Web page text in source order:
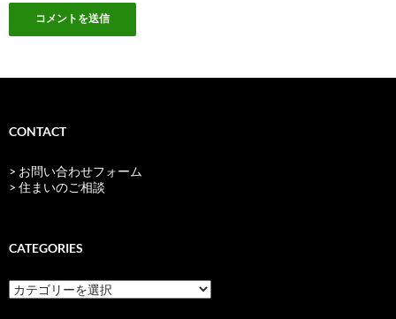
CONTACT
> お問い合わせフォーム
> 住まいのご相談
CATEGORIES
categories